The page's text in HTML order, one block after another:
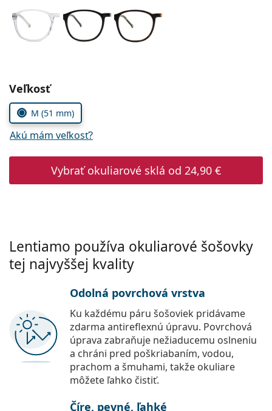
Prada
Zvoľte parametre
Veľkosť
M (51 mm)
Akú mám veľkosť?
Vybrať okuliarové sklá od 24,90 €
Lentiamo používa okuliarové šošovky
tej najvyššej kvality
Odolná povrchová vrstva
Ku každému páru šošoviek pridávame
zdarma antireflexnú úpravu. Povrchová
úprava zabraňuje nežiaducemu oslneniu
a chráni pred poškriabaním, vodou,
prachom a šmuhami, takže okuliare
môžete ľahko čistiť.
Číre, pevné, ľahké